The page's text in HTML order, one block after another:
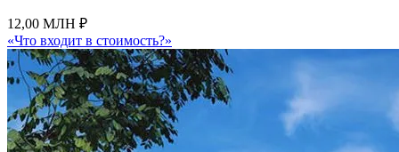
12,00 МЛН ₽
«Что входит в стоимость?»